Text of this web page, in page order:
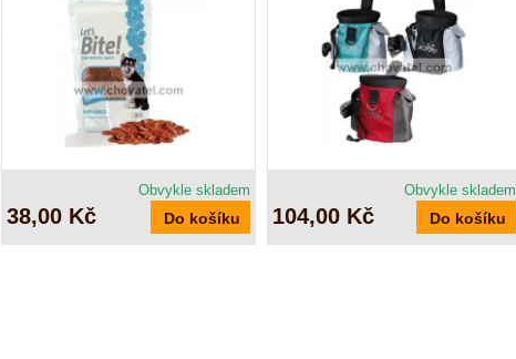
Obvykle skladem
38,00 Kč
Obvykle skladem
104,00 Kč